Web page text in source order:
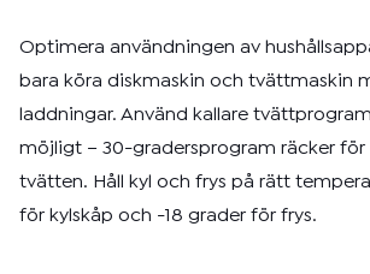
Optimera användningen av
bara köra diskmaskin och tvättmaskin
laddningar. Använd kallare
möjligt – 30-gradersprogram räcker för
tvätten. Håll kyl och frys på rätt
för kylskåp och -18 grader för frys.